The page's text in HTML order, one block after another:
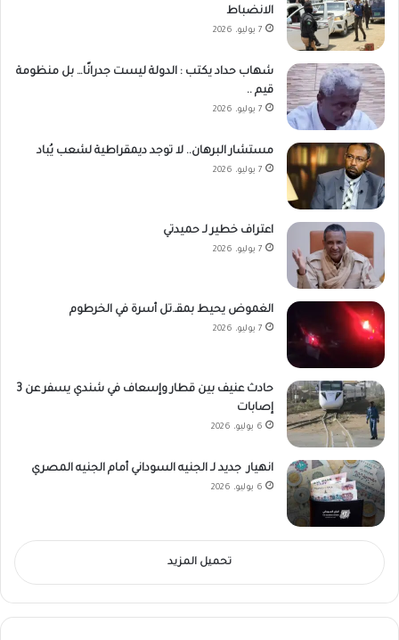
الانضباط
7 يوليو، 2026
شهاب حداد يكتب : الدولة ليست جدرانًا… بل منظومة
قيم ..
7 يوليو، 2026
مستشار البرهان.. لا توجد ديمقراطية لشعب يُباد
7 يوليو، 2026
اعتراف خطير لـ حميدتي
7 يوليو، 2026
الغموض يحيط بمقـ.تل أسرة في الخرطوم
7 يوليو، 2026
حادث عنيف بين قطار وإسعاف في شندي يسفر عن 3
إصابات
6 يوليو، 2026
انهيار جديد لـ الجنيه السوداني أمام الجنيه المصري
6 يوليو، 2026
تحميل المزيد